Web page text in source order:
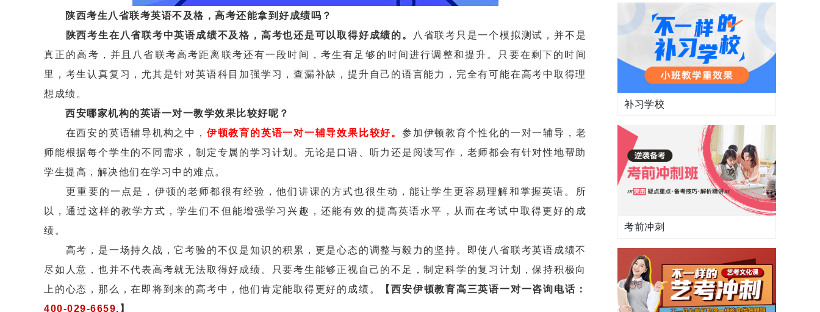
陕西考生八省联考英语不及格，高考还能拿到好成绩吗？
陕西考生在八省联考中英语成绩不及格，高考也还是可以取得好成绩的。
八省联考只是一个模拟测试，并不是
真正的高考，并且八省联考高考距离联考还有一段时间，考生有足够的时间进行调整和提升。只要在剩下的时间
里，考生认真复习，尤其是针对英语科目加强学习，查漏补缺，提升自己的语言能力，完全有可能在高考中取得理
想成绩。
西安哪家机构的英语一对一教学效果比较好呢？
在西安的英语辅导机构之中， 伊顿教育的英语一对一辅导效果比较好。 参加伊顿教育个性化的一对一辅导，老
师能根据每个学生的不同需求，制定专属的学习计划。无论是口语、听力还是阅读写作，老师都会有针对性地帮助
学生提高，解决他们在学习中的难点。
更重要的一点是，伊顿的老师都很有经验，他们讲课的方式也很生动，能让学生更容易理解和掌握英语。所
以，通过这样的教学方式，学生们不但能增强学习兴趣，还能有效的提高英语水平，从而在考试中取得更好的成
绩。
高考，是一场持久战，它考验的不仅是知识的积累，更是心态的调整与毅力的坚持。即使八省联考英语成绩不
尽如人意，也并不代表高考就无法取得好成绩。只要考生能够正视自己的不足，制定科学的复习计划，保持积极向
上的心态，那么，在即将到来的高考中，他们肯定能取得更好的成绩。
【西安伊顿教育高三英语一对一咨询电话：
400-029-6659.】
补习学校
考前冲刺